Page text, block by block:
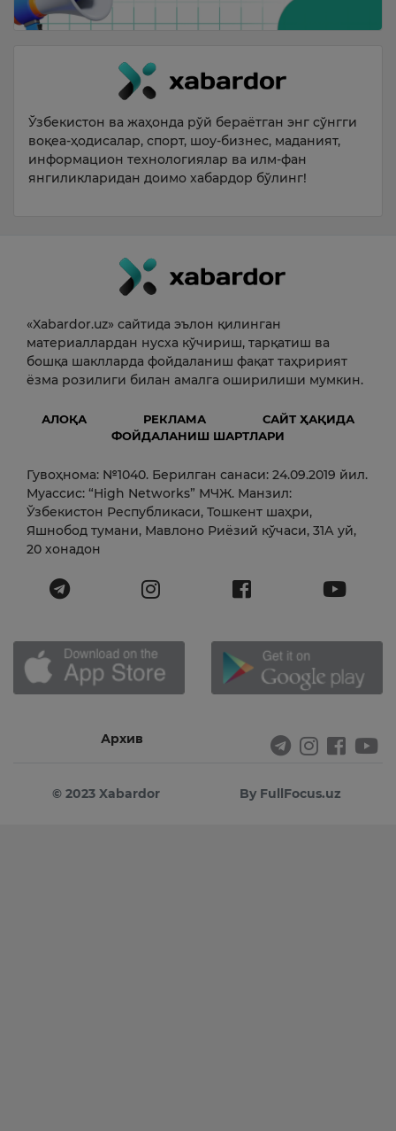
Ўзбекистон ва жаҳонда рўй бераётган энг сўнгги
воқеа-ҳодисалар, спорт, шоу-бизнес, маданият,
информацион технологиялар ва илм-фан
янгиликларидан доимо хабардор бўлинг!
«Xabardor.uz» сайтида эълон қилинган
материаллардан нусха кўчириш, тарқатиш ва
бошқа шаклларда фойдаланиш фақат таҳририят
ёзма розилиги билан амалга оширилиши мумкин.
АЛОҚА РЕКЛАМА
САЙТ ҲАҚИДА
ФОЙДАЛАНИШ ШАРТЛАРИ
Гувоҳнома: №1040. Берилган санаси: 24.09.2019 йил.
Муассис: “High Networks” МЧЖ. Манзил:
Ўзбекистон Республикаси, Тошкент шаҳри,
Яшнобод тумани, Мавлоно Риёзий кўчаси, 31А уй,
20 хонадон
Архив
© 2023 Xabardor By FullFocus.uz